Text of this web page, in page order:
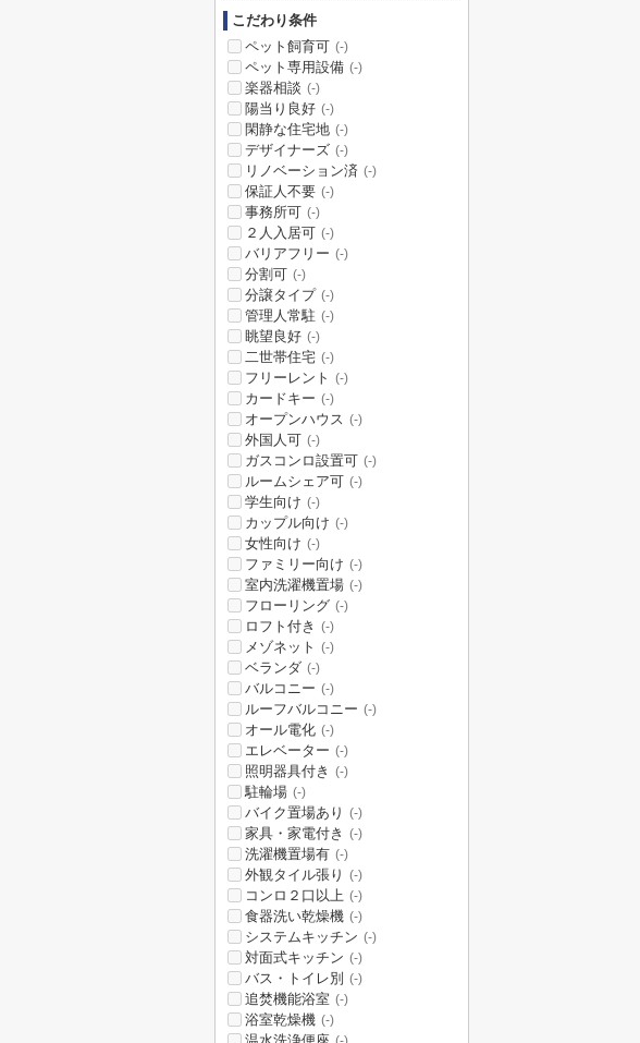
こだわり条件
ペット飼育可 (-)
ペット専用設備 (-)
楽器相談 (-)
陽当り良好 (-)
閑静な住宅地 (-)
デザイナーズ (-)
リノベーション済 (-)
保証人不要 (-)
事務所可 (-)
２人入居可 (-)
バリアフリー (-)
分割可 (-)
分譲タイプ (-)
管理人常駐 (-)
眺望良好 (-)
二世帯住宅 (-)
フリーレント (-)
カードキー (-)
オープンハウス (-)
外国人可 (-)
ガスコンロ設置可 (-)
ルームシェア可 (-)
学生向け (-)
カップル向け (-)
女性向け (-)
ファミリー向け (-)
室内洗濯機置場 (-)
フローリング (-)
ロフト付き (-)
メゾネット (-)
ベランダ (-)
バルコニー (-)
ルーフバルコニー (-)
オール電化 (-)
エレベーター (-)
照明器具付き (-)
駐輪場 (-)
バイク置場あり (-)
家具・家電付き (-)
洗濯機置場有 (-)
外観タイル張り (-)
コンロ２口以上 (-)
食器洗い乾燥機 (-)
システムキッチン (-)
対面式キッチン (-)
バス・トイレ別 (-)
追焚機能浴室 (-)
浴室乾燥機 (-)